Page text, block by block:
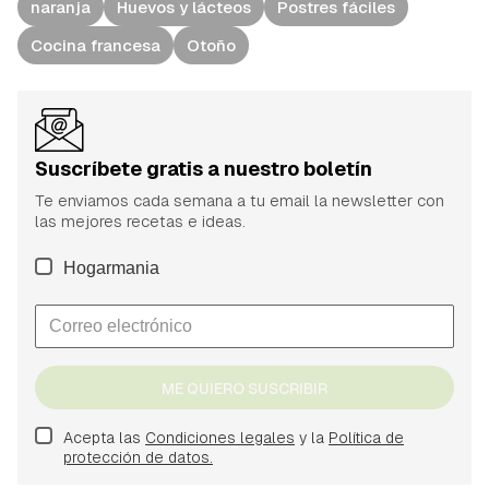
naranja Huevos y lácteos
Postres fáciles
Cocina francesa
Otoño
Suscríbete gratis a nuestro boletín
Te enviamos cada semana a tu email la newsletter con
las mejores recetas e ideas.
Hogarmania
ME QUIERO SUSCRIBIR
Acepta las Condiciones legales y la Política de
protección de datos.